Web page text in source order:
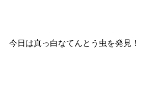
今日は真っ白なてんとう虫を発見！